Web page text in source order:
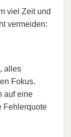
viel Zeit und
vermeiden:
alles
Fokus.
auf eine
Fehlerquote